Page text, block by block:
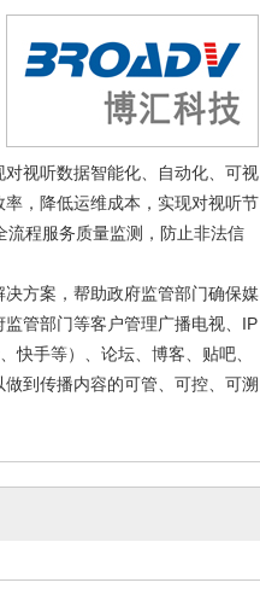
视听数据智能化、自动化、可视
，降低运维成本，实现对视听节
流程服务质量监测，防止非法信
方案，帮助政府监管部门确保媒
管部门等客户管理广播电视、IP
快手等）、论坛、博客、贴吧、
到传播内容的可管、可控、可溯